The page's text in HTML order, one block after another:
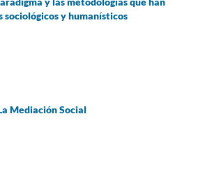
sociológicos y humanísticos
Mediación Social